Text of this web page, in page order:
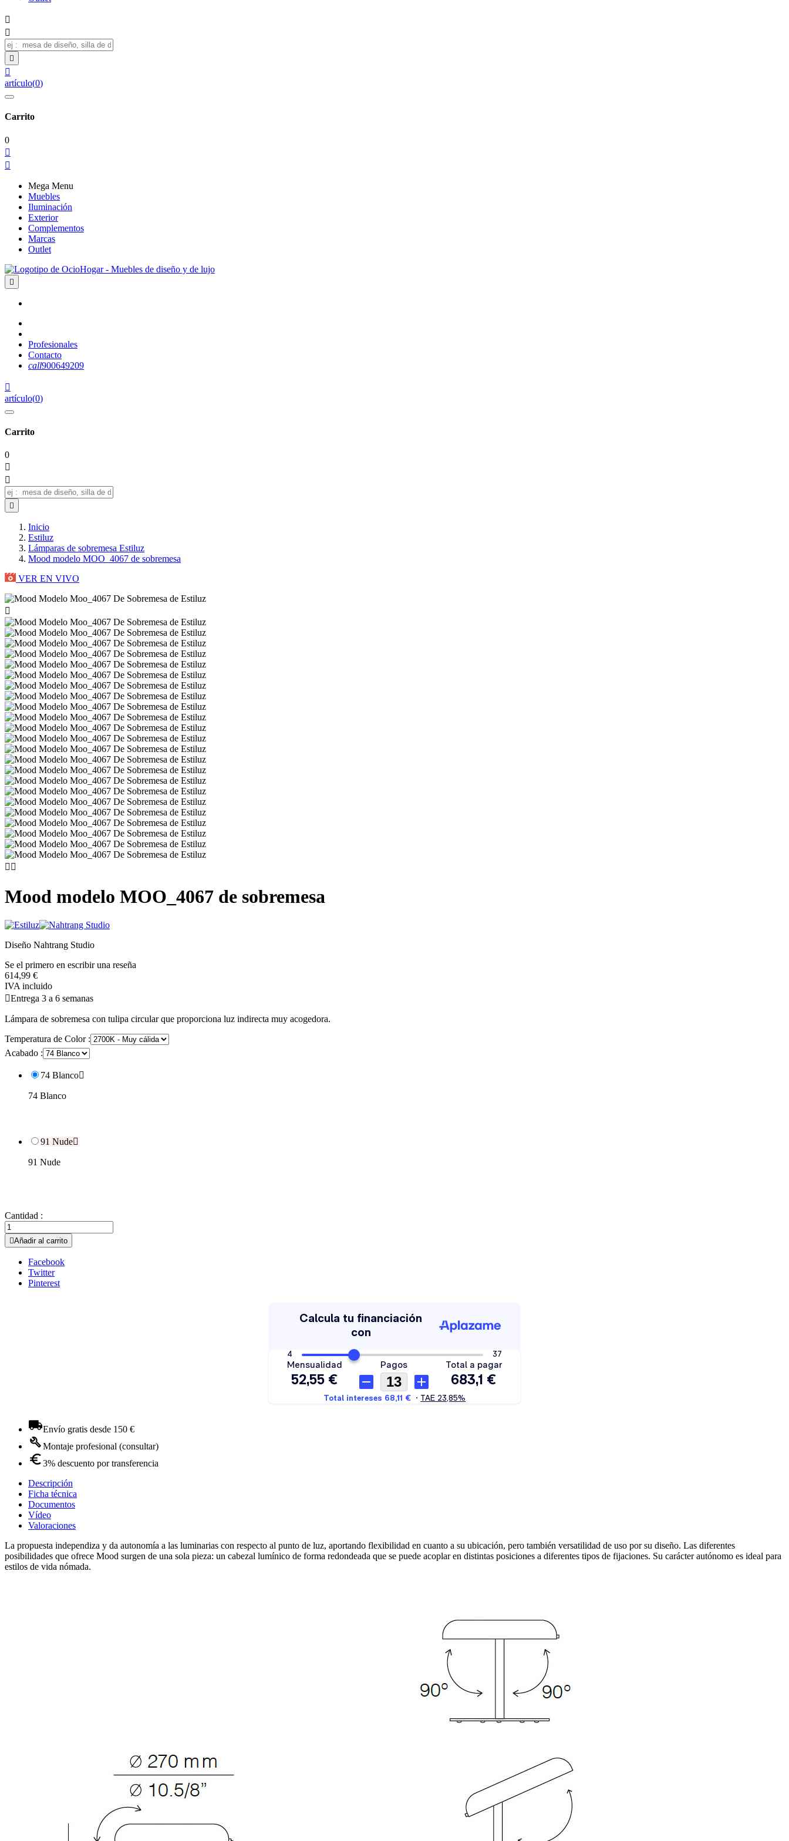




artículo(0)
Carrito
0


Mega Menu
Muebles
Iluminación
Exterior
Complementos
Marcas
Outlet

Profesionales
Contacto
call900649209

artículo(0)
Carrito
0



Inicio
Estiluz
Lámparas de sobremesa Estiluz
Mood modelo MOO_4067 de sobremesa
VER EN VIVO

 
Mood modelo MOO_4067 de sobremesa
Diseño Nahtrang Studio
Se el primero en escribir una reseña
614,99 €
IVA incluido
Entrega 3 a 6 semanas
Lámpara de sobremesa con tulipa circular que proporciona luz indirecta muy acogedora.
Temperatura de Color :
Acabado :
74 Blanco
74 Blanco
91 Nude
91 Nude
Cantidad :
Añadir al carrito
Facebook
Twitter
Pinterest
Envío gratis desde 150 €
Montaje profesional (consultar)
3% descuento por transferencia
Descripción
Ficha técnica
Documentos
Vídeo
Valoraciones
La propuesta independiza y da autonomía a las luminarias con respecto al punto de luz, aportando flexibilidad en cuanto a su ubicación, pero también versatilidad de uso por su diseño. Las diferentes
posibilidades que ofrece Mood surgen de una sola pieza: un cabezal lumínico de forma redondeada que se puede acoplar en distintas posiciones a diferentes tipos de fijaciones. Su carácter autónomo es ideal para
estilos de vida nómada.